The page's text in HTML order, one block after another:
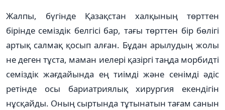
Жалпы, бүгінде Қазақстан халқының төрттен
бірінде семіздік белгісі бар, тағы төрттен бір бөлігі
артық салмақ қосып алған. Бұдан арылудың жолы
не деген тұста, маман иелері қазіргі таңда морбидті
семіздік жағдайында ең тиімді және сенімді әдіс
ретінде осы бариатриялық хирургия екендігін
нұсқайды. Оның сыртында тұтынатын тағам санын